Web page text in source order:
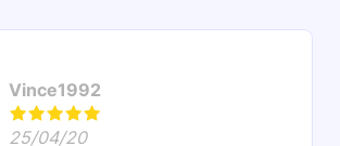
Vince1992
25/04/20